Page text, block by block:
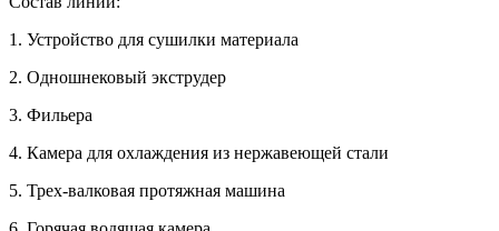
1. Устройство для сушилки материала
2. Одношнековый экструдер
3. Фильера
4. Камера для охлаждения из нержавеющей стали
5. Трех-валковая протяжная машина